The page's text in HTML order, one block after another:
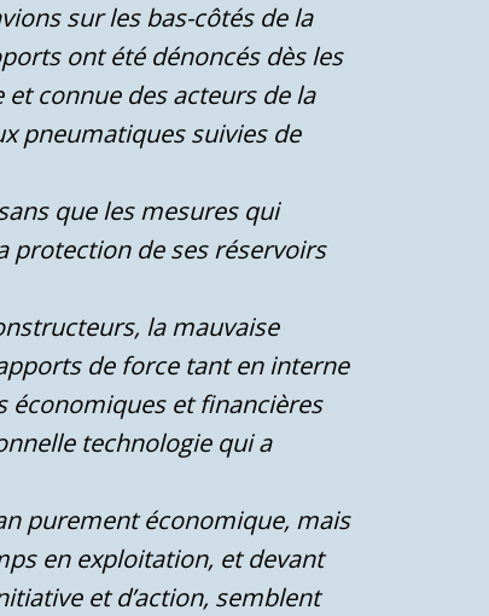
sur les bas-côtés de la
ont été dénoncés dès les
connue des acteurs de la
pneumatiques suivies de
que les mesures qui
protection de ses réservoirs
la mauvaise
de force tant en interne
économiques et financières
technologie qui a
purement économique, mais
en exploitation, et devant
et d’action, semblent